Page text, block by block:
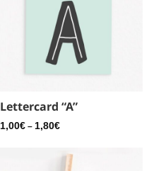
Lettercard “A”
1,00€ – 1,80€